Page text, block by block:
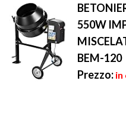
550W
BEM-120
Prezzo: in